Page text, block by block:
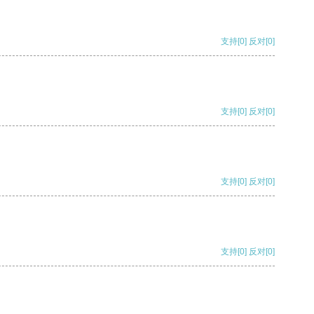
支持[0] 反对[0]
支持[0] 反对[0]
支持[0] 反对[0]
支持[0] 反对[0]